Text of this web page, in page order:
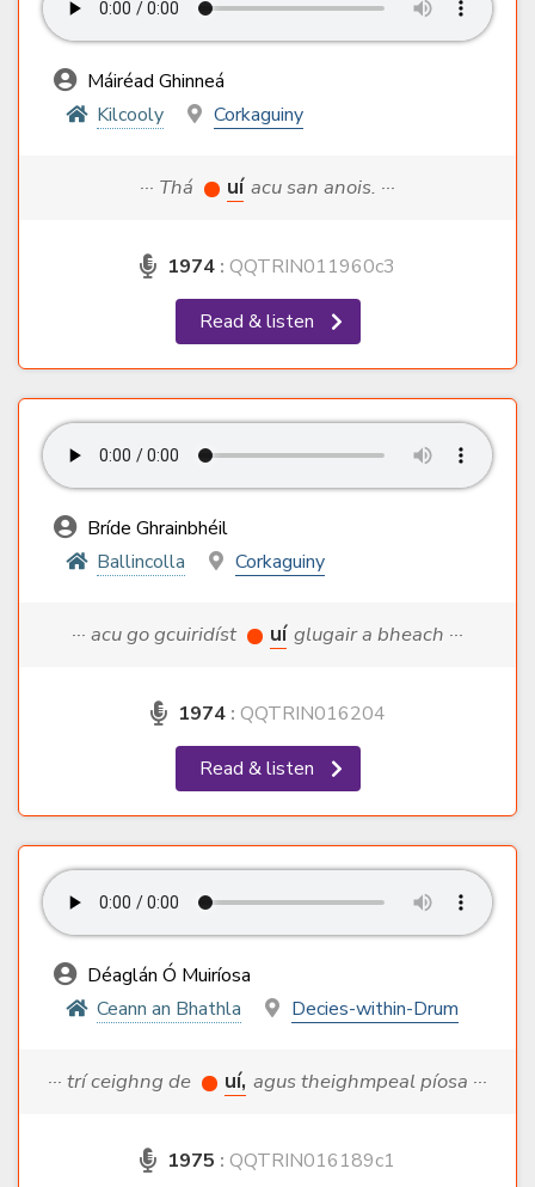
Máiréad Ghinneá
Kilcooly
Corkaguiny
··· Thá uí acu san anois. ···
1974 : QQTRIN011960c3
Read & listen
Bríde Ghrainbhéil
Ballincolla
Corkaguiny
··· acu go gcuiridíst uí glugair a bheach ···
1974 : QQTRIN016204
Read & listen
Déaglán Ó Muiríosa
Ceann an Bhathla
Decies-within-Drum
··· trí ceighng de uí, agus theighmpeal píosa ···
1975 : QQTRIN016189c1